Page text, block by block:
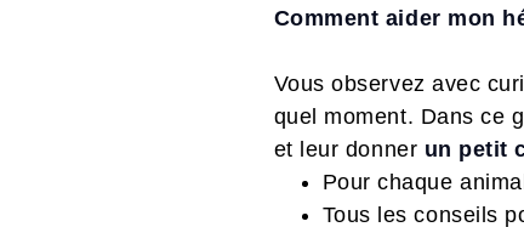
Comment aider mon
Vous observez avec
quel moment. Dans ce
et leur donner un petit
Pour chaque
Tous les conseils